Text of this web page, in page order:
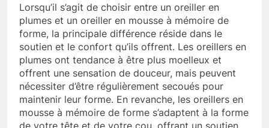
Lorsqu’il s’agit de choisir entre un oreiller en
plumes et un oreiller en mousse à mémoire de
forme, la principale différence réside dans le
soutien et le confort qu’ils offrent. Les oreillers en
plumes ont tendance à être plus moelleux et
offrent une sensation de douceur, mais peuvent
nécessiter d’être régulièrement secoués pour
maintenir leur forme. En revanche, les oreillers en
mousse à mémoire de forme s’adaptent à la forme
de votre tête et de votre cou, offrant un soutien